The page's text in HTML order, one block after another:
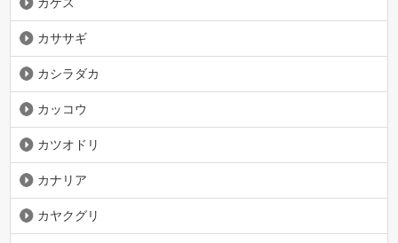
カケス
カササギ
カシラダカ
カッコウ
カツオドリ
カナリア
カヤクグリ